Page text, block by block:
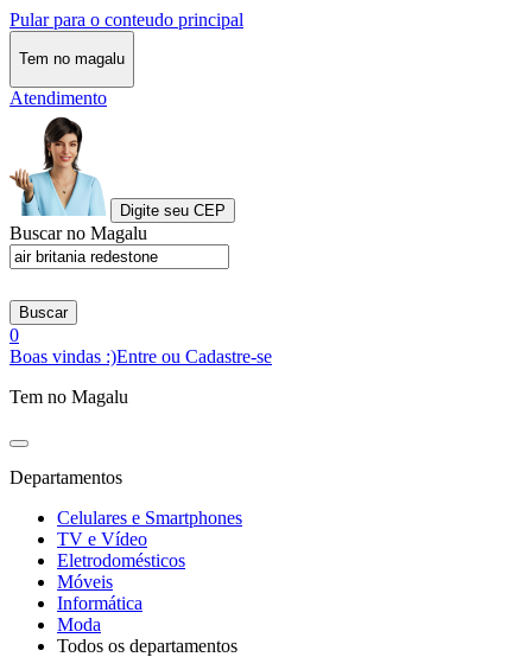
Pular para o conteudo principal
Tem no magalu
Atendimento
Digite seu CEP
Buscar no Magalu
Buscar
0
Boas vindas :)Entre ou Cadastre-se
Tem no Magalu
Departamentos
Celulares e Smartphones
TV e Vídeo
Eletrodomésticos
Móveis
Informática
Moda
Todos os departamentos